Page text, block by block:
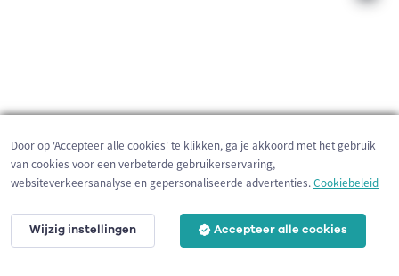
1 km
Door op 'Accepteer alle cookies' te klikken, ga je akkoord met het gebruik
van cookies voor een verbeterde gebruikerservaring,
websiteverkeersanalyse en gepersonaliseerde advertenties.Cookiebeleid
Wijzig instellingen Accepteer alle cookies